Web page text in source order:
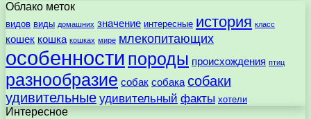
Облако меток
видов виды домашних значение интересные история класс
кошек кошка кошках мире млекопитающих
особенности породы происхождения птиц
разнообразие собак собака собаки
удивительные удивительный факты хотели
Интересное